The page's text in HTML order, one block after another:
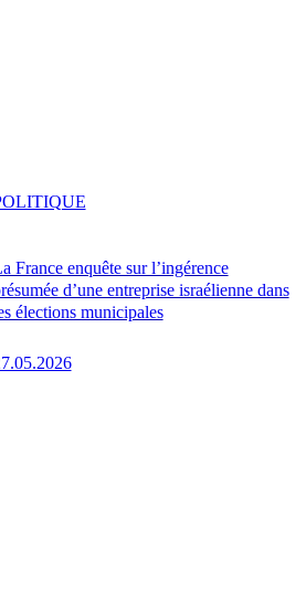
France enquête sur l’ingérence
d’une entreprise israélienne dans
élections municipales